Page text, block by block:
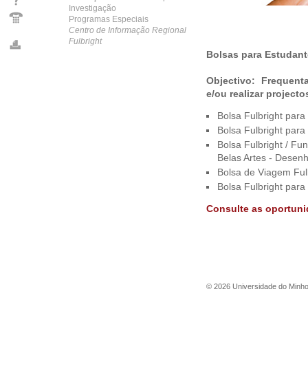
Investigação
Programas Especiais
Centro de Informação Regional
Fulbright
Bolsas para
Objectivo:
e/ou realizar
Bolsa Fulbright
Bolsa Fulbright
Bolsa Fulbright /
Belas Artes -
Bolsa de Viagem
Bolsa Fulbright
Consulte as
© 2026 Universidade do Minho